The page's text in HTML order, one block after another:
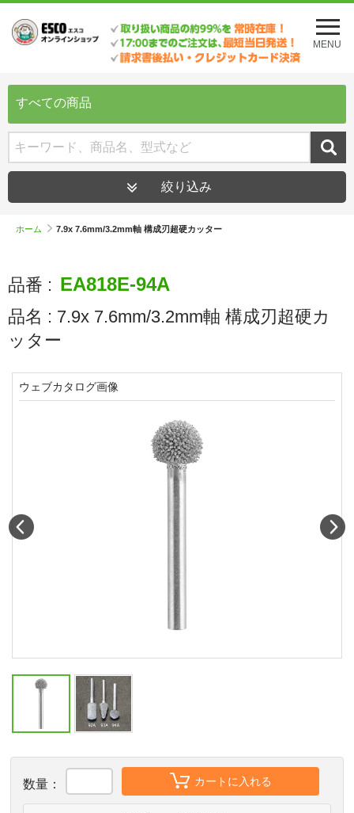
メ
ニ
ュ
を
MENU
すべての商品
絞り込み
ホーム 7.9x 7.6mm/3.2mm軸 構成刃超硬カッター
品番 : EA818E-94A
品名 : 7.9x 7.6mm/3.2mm軸 構成刃超硬カ
ッター
数量： カートに入れる
ウェブカタログ画像